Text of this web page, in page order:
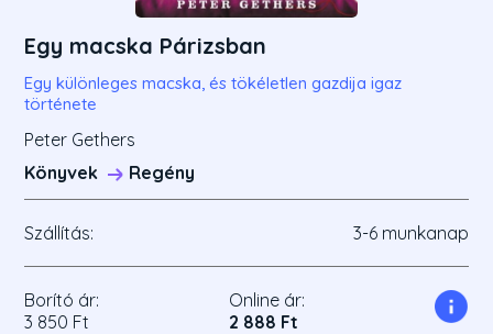
Egy macska Párizsban
Egy különleges macska, és tökéletlen gazdija igaz
története
Peter Gethers
Könyvek
Regény
Szállítás: 3-6 munkanap
Borító ár:
3 850 Ft
Online ár:
2 888 Ft